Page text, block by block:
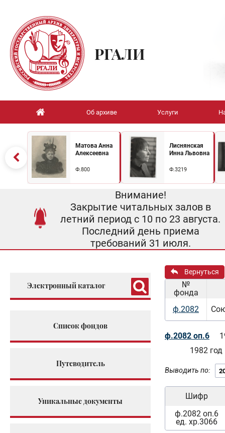
РГАЛИ
Об архиве Услуги
Матова Анна
Алексеевна
Ф.800
Лиснянская
Инна Львовна
Ф.3219
Внимание!
Закрытие читальных залов в
летний период с 10 по 23 августа.
Последний день приема
требований 31 июля.
Электронный каталог
Список фондов
Путеводитель
Уникальные документы
Вернуться
№
фонда
ф.2082
ф.2082 оп.6
1982 год
Выводить по:
Шифр
ф.2082 оп.6
ед. хр.3066